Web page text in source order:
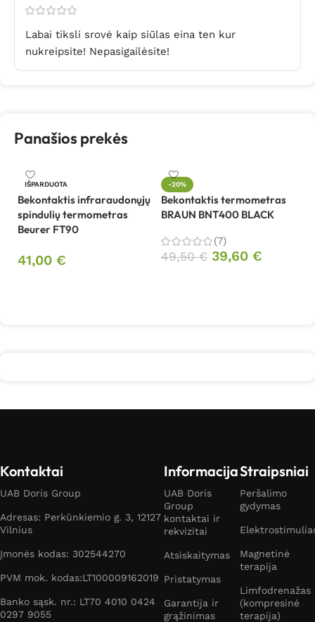
Labai tiksli srovė kaip siūlas eina ten kur
nukreipsite! Nepasigailėsite!
Panašios prekės
IŠPARDUOTA
Bekontaktis infraraudonųjų
spindulių termometras
Beurer FT90
41,00 €
-20%
Bekontaktis termometras
BRAUN BNT400 BLACK
(7)
49,50€ 39,60 €
Kontaktai
UAB Doris Group
Adresas: Perkūnkiemio g. 3, 12127
Vilnius
Įmonės kodas: 302544270
PVM mok. kodas:LT100009162019
Banko sąsk. nr.: LT70 4010 0424
0297 9055
Informacija
UAB Doris
Group
kontaktai ir
rekvizitai
Atsiskaitymas
Pristatymas
Garantija ir
grąžinimas
Straipsniai
Peršalimo
gydymas
Magnetinė
terapija
Limfodrenažas
(kompresinė
terapija)